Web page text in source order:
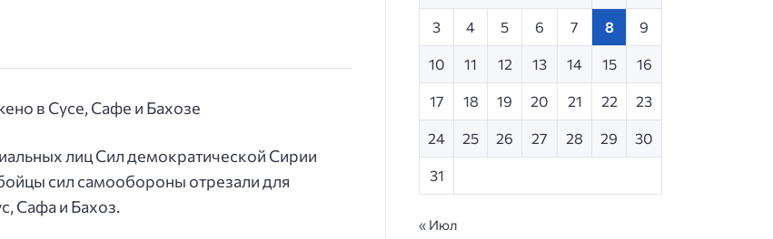
лиц Сил демократической Сирии
сил самообороны отрезали для
Сафа и Бахоз.
3 4 5 6 7 8 9
10 11 12 13 14 15 16
17 18 19 20 21 22 23
24 25 26 27 28 29 30
31
« Июл